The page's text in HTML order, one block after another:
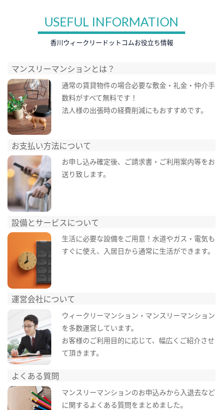
USEFUL INFORMATION
香川ウィークリードットコムお役立ち情報
マンスリーマンションとは？
通常の賃貸物件の場合必要な敷金・礼金・仲介手
数料がすべて無料です！
法人様の出張時の経費削減にもおすすめです。
お支払い方法について
お申し込み確定後、ご請求書・ご利用案内等をお
送り致します。
設備とサービスについて
生活に必要な設備をご用意！水道やガス・電気も
すぐに使え、入居日から通常に生活ができます。
運営会社について
ウィークリーマンション・マンスリーマンション
を多数運営しています。
お客様のご利用目的に応じて、幅広くご紹介させ
て頂きます。
よくある質問
マンスリーマンションのお申込みから入退去など
に関するよくある質問をまとめました。